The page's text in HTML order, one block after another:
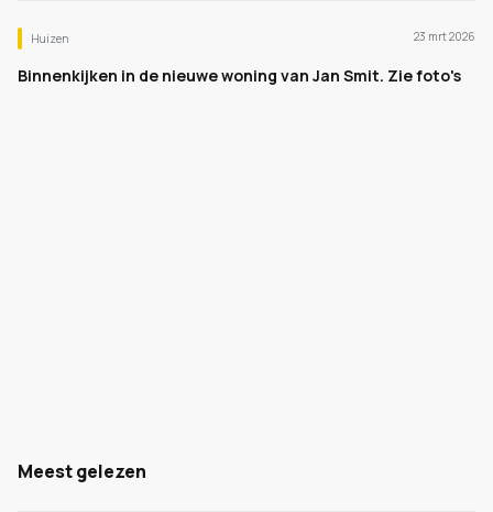
Huizen 23 mrt 2026
Binnenkijken in de nieuwe woning van Jan Smit. Zie foto's
Meest gelezen